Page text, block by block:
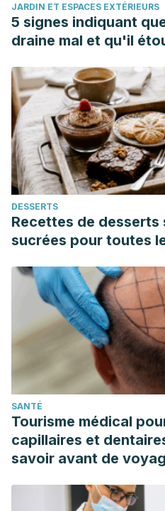
JARDIN ET ESPACES EXTÉRIEURS
5 signes indiquant
draine mal et qu'il
DESSERTS
Recettes de
sucrées pour toutes
SANTÉ
Tourisme médical
capillaires et
savoir avant de